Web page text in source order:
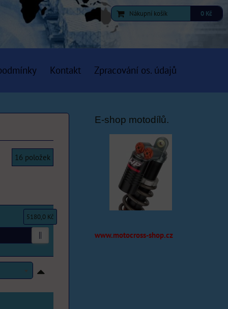
Nákupní košík 0 Kč
Kontakt Zpracování os. údajů
16 položek
5180,0 Kč
E-shop motodílů.
www.motocross-shop.cz